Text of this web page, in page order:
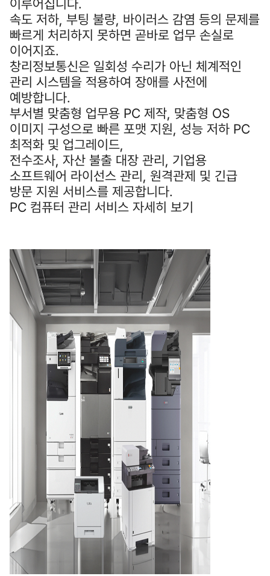
이루어집니다.
속도 저하, 부팅 불량, 바이러스 감염 등의 문제를
빠르게 처리하지 못하면 곧바로 업무 손실로
이어지죠.
창리정보통신은 일회성 수리가 아닌 체계적인
관리 시스템을 적용하여 장애를 사전에
예방합니다.
부서별 맞춤형 업무용 PC 제작, 맞춤형 OS
이미지 구성으로 빠른 포맷 지원, 성능 저하 PC
최적화 및 업그레이드,
전수조사, 자산 불출 대장 관리, 기업용
소프트웨어 라이선스 관리, 원격관제 및 긴급
방문 지원 서비스를 제공합니다.
PC 컴퓨터 관리 서비스 자세히 보기